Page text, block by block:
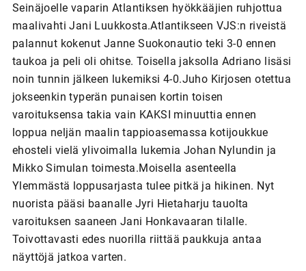
Seinäjoelle vaparin Atlantiksen hyökkääjien ruhjottua
maalivahti Jani Luukkosta.Atlantikseen VJS:n riveistä
palannut kokenut Janne Suokonautio teki 3-0 ennen
taukoa ja peli oli ohitse. Toisella jaksolla Adriano lisäsi
noin tunnin jälkeen lukemiksi 4-0.Juho Kirjosen otettua
jokseenkin typerän punaisen kortin toisen
varoituksensa takia vain KAKSI minuuttia ennen
loppua neljän maalin tappioasemassa kotijoukkue
ehosteli vielä ylivoimalla lukemia Johan Nylundin ja
Mikko Simulan toimesta.Moisella asenteella
Ylemmästä loppusarjasta tulee pitkä ja hikinen. Nyt
nuorista pääsi baanalle Jyri Hietaharju tauolta
varoituksen saaneen Jani Honkavaaran tilalle.
Toivottavasti edes nuorilla riittää paukkuja antaa
näyttöjä jatkoa varten.